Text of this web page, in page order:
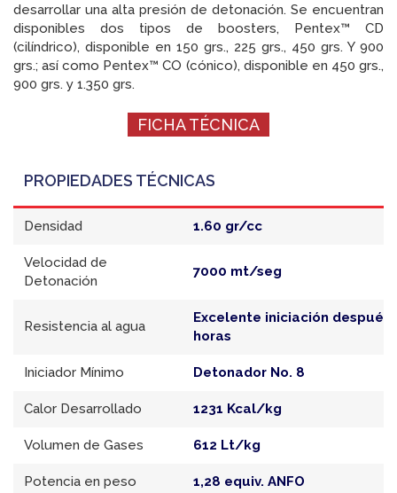
desarrollar una alta presión de detonación. Se encuentran
disponibles dos tipos de boosters, Pentex™ CD
(cilíndrico), disponible en 150 grs., 225 grs., 450 grs. Y 900
grs.; así como Pentex™ CO (cónico), disponible en 450 grs.,
900 grs. y 1.350 grs.
FICHA TÉCNICA
PROPIEDADES TÉCNICAS
Densidad 1.60 gr/cc
Velocidad de
Detonación
7000 mt/seg
Resistencia al agua
Excelente iniciación después
horas
Iniciador Mínimo Detonador No. 8
Calor Desarrollado 1231 Kcal/kg
Volumen de Gases 612 Lt/kg
Potencia en peso 1,28 equiv. ANFO